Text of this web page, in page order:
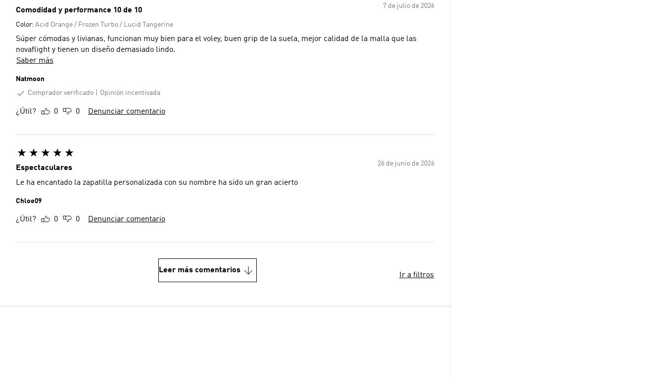
7 de julio de 2026
Comodidad y performance 10 de 10
Color: Acid Orange / Frozen Turbo / Lucid Tangerine
Súper cómodas y livianas, funcionan muy bien para el voley, buen grip de la suela, mejor calidad de la malla que las
novaflight y tienen un diseño demasiado lindo.
Saber más
Natmoon
Comprador verificado
Opinión incentivada
¿Útil? 0 0 Denunciar comentario
26 de junio de 2026
Espectaculares
Le ha encantado la zapatilla personalizada con su nombre ha sido un gran acierto
Chloe09
¿Útil? 0 0 Denunciar comentario
Leer más comentarios
Ir a filtros